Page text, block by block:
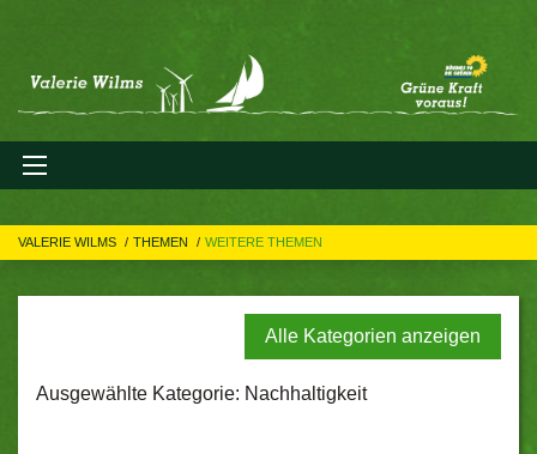
VALERIE WILMS THEMEN WEITERE THEMEN
Alle Kategorien anzeigen
Ausgewählte Kategorie: Nachhaltigkeit